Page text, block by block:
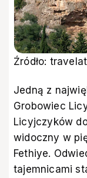
Źródło:
Jedną z
Grobowiec
Licyjczyków
widoczny w
Fethiye.
tajemnicami